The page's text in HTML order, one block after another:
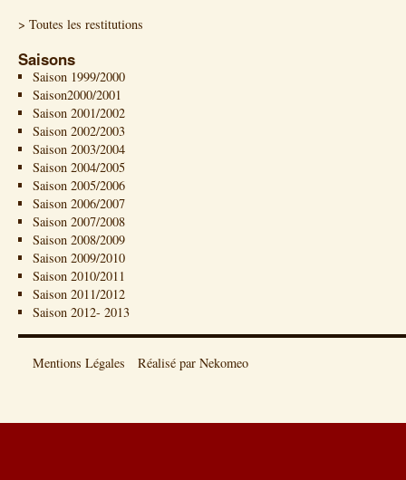
> Toutes les restitutions
Saisons
Saison 1999/2000
Saison2000/2001
Saison 2001/2002
Saison 2002/2003
Saison 2003/2004
Saison 2004/2005
Saison 2005/2006
Saison 2006/2007
Saison 2007/2008
Saison 2008/2009
Saison 2009/2010
Saison 2010/2011
Saison 2011/2012
Saison 2012- 2013
Mentions Légales Réalisé par Nekomeo